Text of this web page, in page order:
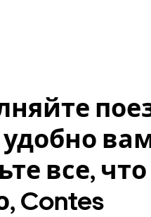
удобно
все,
Contes